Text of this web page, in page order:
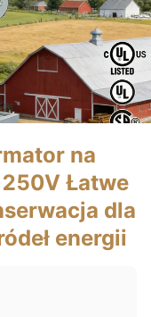
na
Łatwe
dla
energii